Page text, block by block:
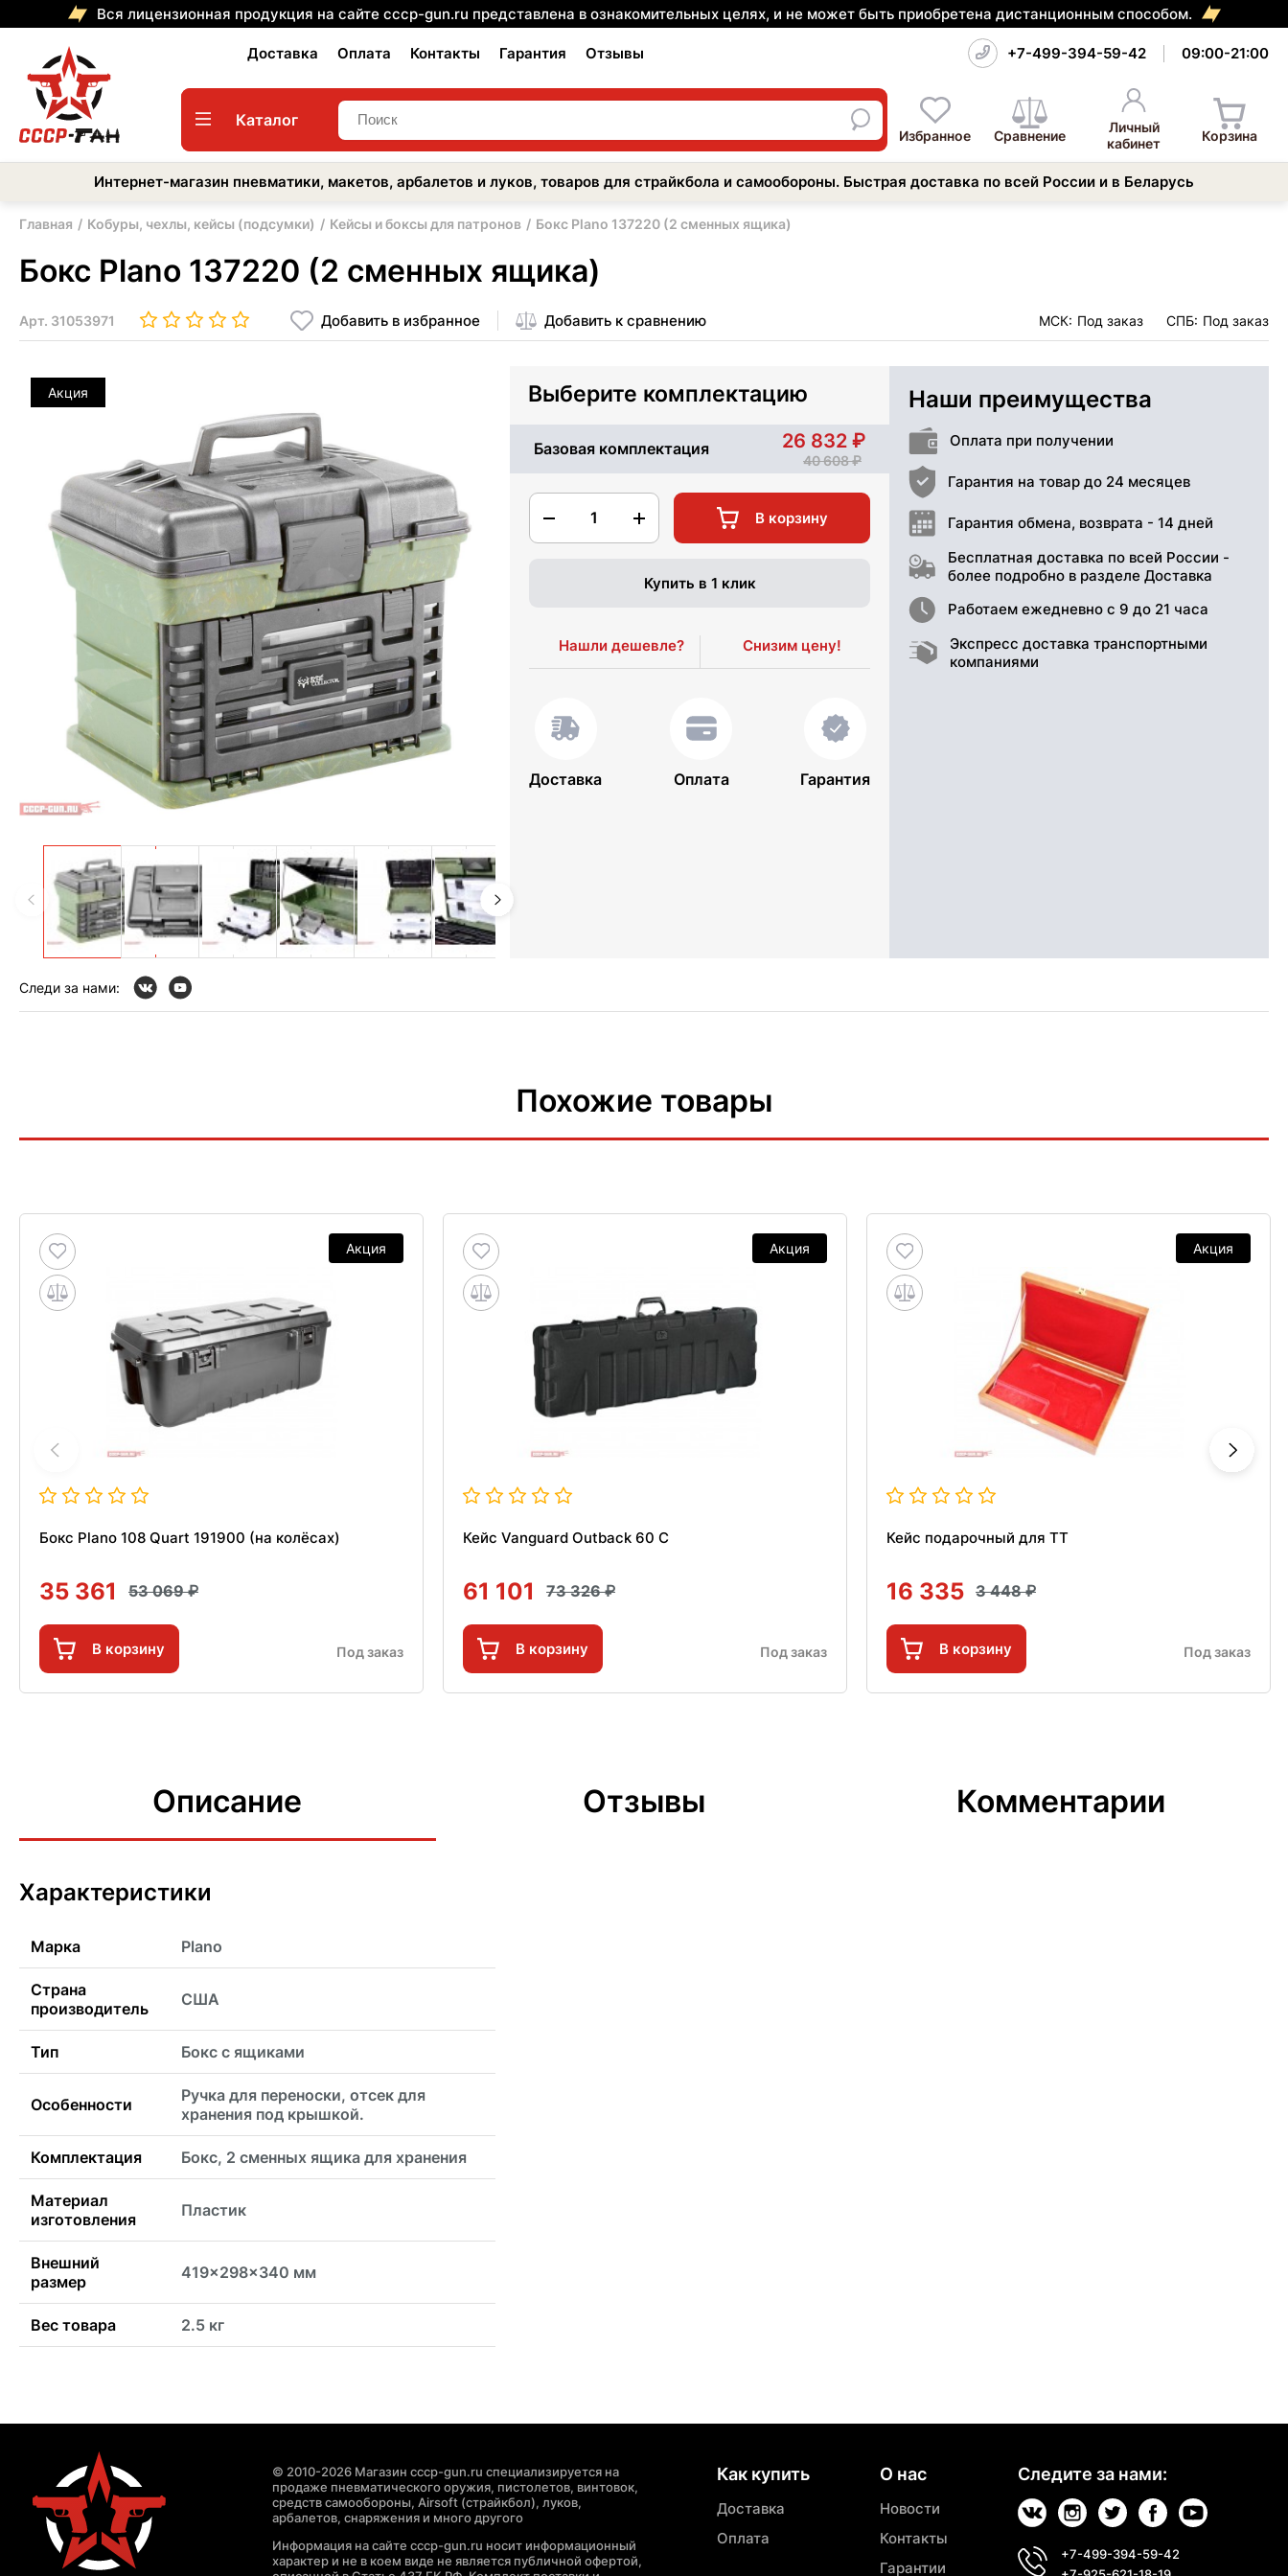
Вся лицензионная продукция на сайте cccp-gun.ru представлена в ознакомительных целях, и не может быть приобретена дистанционным способом.
Доставка Оплата Контакты Гарантия Отзывы +7-499-394-59-42 09:00-21:00
Каталог
Избранное Сравнение
Личный
кабинет
Корзина
Интернет-магазин пневматики, макетов, арбалетов и луков, товаров для страйкбола и самообороны. Быстрая доставка по всей России и в Беларусь
Главная Кобуры, чехлы, кейсы (подсумки) Кейсы и боксы для патронов Бокс Plano 137220 (2 сменных ящика)
Бокс Plano 137220 (2 сменных ящика)
Арт. 31053971 Добавить в избранное Добавить к сравнению МСК: Под заказ СПБ: Под заказ
Акция Выберите комплектацию
Базовая комплектация 26 832
40 608
1 В корзину
Купить в 1 клик
Нашли дешевле? Снизим цену!
Доставка Оплата Гарантия
Наши преимущества
Оплата при получении
Гарантия на товар до 24 месяцев
Гарантия обмена, возврата - 14 дней
Бесплатная доставка по всей России -
более подробно в разделе Доставка
Работаем ежедневно с 9 до 21 часа
Экспресс доставка транспортными
компаниями
Следи за нами:
Похожие товары
Акция
Бокс Plano 108 Quart 191900 (на колёсах)
35 361 53 069
В корзину Под заказ
Акция
Кейс Vanguard Outback 60 C
61 101 73 326
В корзину Под заказ
Акция
Кейс подарочный для ТТ
16 335 3 448
В корзину Под заказ
Описание Отзывы Комментарии
Характеристики
Марка Plano
Страна
производитель
США
Тип Бокс с ящиками
Особенности
Ручка для переноски, отсек для
хранения под крышкой.
Комплектация Бокс, 2 сменных ящика для хранения
Материал
изготовления
Пластик
Внешний
размер
419x298x340 мм
Вес товара 2.5 кг
© 2010-2026 Магазин cccp-gun.ru специализируется на
продаже пневматического оружия, пистолетов, винтовок,
средств самообороны, Airsoft (страйкбол), луков,
арбалетов, снаряжения и много другого
Информация на сайте cccp-gun.ru носит информационный
характер и не в коем виде не является публичной офертой,
Как купить
Доставка
Оплата
О нас
Новости
Контакты
Гарантии
Следите за нами:
+7-499-394-59-42